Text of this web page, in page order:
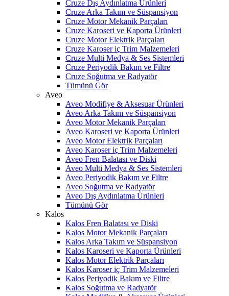
Cruze Dış Aydınlatma Ürünleri
Cruze Arka Takım ve Süspansiyon
Cruze Motor Mekanik Parçaları
Cruze Karoseri ve Kaporta Ürünleri
Cruze Motor Elektrik Parçaları
Cruze Karoser iç Trim Malzemeleri
Cruze Multi Medya & Ses Sistemleri
Cruze Periyodik Bakım ve Filtre
Cruze Soğutma ve Radyatör
Tümünü Gör
Aveo
Aveo Modifiye & Aksesuar Ürünleri
Aveo Arka Takım ve Süspansiyon
Aveo Motor Mekanik Parçaları
Aveo Karoseri ve Kaporta Ürünleri
Aveo Motor Elektrik Parçaları
Aveo Karoser iç Trim Malzemeleri
Aveo Fren Balatası ve Diski
Aveo Multi Medya & Ses Sistemleri
Aveo Periyodik Bakım ve Filtre
Aveo Soğutma ve Radyatör
Aveo Dış Aydınlatma Ürünleri
Tümünü Gör
Kalos
Kalos Fren Balatası ve Diski
Kalos Motor Mekanik Parçaları
Kalos Arka Takım ve Süspansiyon
Kalos Karoseri ve Kaporta Ürünleri
Kalos Motor Elektrik Parçaları
Kalos Karoser iç Trim Malzemeleri
Kalos Periyodik Bakım ve Filtre
Kalos Soğutma ve Radyatör